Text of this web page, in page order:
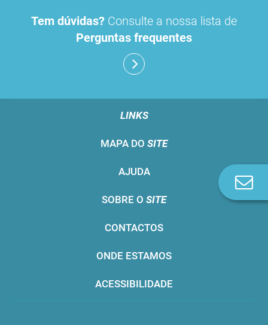
Tem dúvidas? Consulte a nossa lista de
Perguntas frequentes
LINKS
MAPA DO SITE
AJUDA
SOBRE O SITE
CONTACTOS
ONDE ESTAMOS
ACESSIBILIDADE